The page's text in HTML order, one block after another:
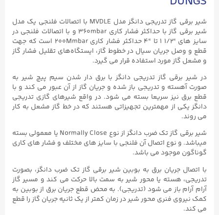
شیر برقی گاز تدریجی دانگز مدل MVDLE با اتصالات فلنجی یک مدل
شیر برقی گاز با حداکثر فشار کاری 360mbar و با اتصالات فلنجی در
سایز های “۱/۲ ۱ تا “۴ حداکثر فشار کاری 200Mmbar است که جهت
قطع و وصل جریان سیال‌ در خطوط گاز، ایستگاه‌های تقلیل فشار گاز
و مشعل گاز مورد استفاده قرار می گیرد.
در شیر برقی گاز تدریجی دانگز با برق دار شدن سیم پیچ شیر به
صورت آهسته و تدریجی باز شده و جریان گاز از آن عبور می کند و با
قطع برق نیز سریعا بسته می شود. در واقع شیرهای گازی تدریجی
دانگز یکی از مهمترین تجهیزاتی هستند که در خط گاز مشعل به کار
می روند.
شیر برقی گاز تک ضرب دانگز از نوع Normally Close یا معمولی بسته
میباشد. و نوع اتصال آن فلنجی با سایز های مختلف و فشار های کاری
گوناگون موجود می باشد.
با اتصال جریان برق به بوبین شیر برقی گاز تک ضرب دانگز، بصورت
تدریجی، هسته یا محور شیر به سمت بالا حرکت می کند و مسیر گاز
آرام آرام باز می شود (تدریجی). به محض قطع جریان برق از بوبین به
کمک نیروی فنری محور شیر در زمان کمتر از یک ثانیه جریان گاز را قطع
می کند.